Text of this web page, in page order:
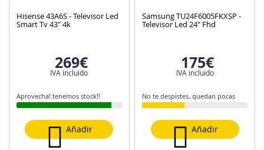
Hisense 43A6S - Televisor Led
Smart Tv 43" 4k
269€
IVA incluido
Aprovecha! tenemos stock!!
Añadir
Samsung TU24F6005FKXSP -
Televisor Led 24" Fhd
175€
IVA incluido
No te despistes, quedan pocas
Añadir